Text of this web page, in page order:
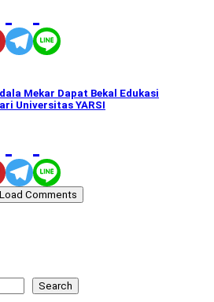
Mekar Dapat Bekal Edukasi
Universitas YARSI
Load Comments
Search